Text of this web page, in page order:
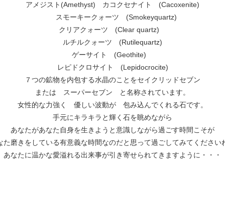
アメジスト(Amethyst) カコクセナイト (Cacoxenite)
スモーキークォーツ (Smokeyquartz)
クリアクォーツ (Clear quartz)
ルチルクォーツ (Rutilequartz)
ゲーサイト (Geothite)
レピドクロサイト (Lepidocrocite)
７つの鉱物を内包する水晶のことをセイクリッドセブン
または スーパーセブン と名称されています。
女性的な力強く 優しい波動が 包み込んでくれる石です。
手元にキラキラと輝く石を眺めながら
あなたがあなた自身を生きようと意識しながら過ごす時間こそが
た磨きをしている有意義な時間なのだと思って過ごしてみてください
あなたに温かな愛溢れる出来事が引き寄せられてきますように・・・